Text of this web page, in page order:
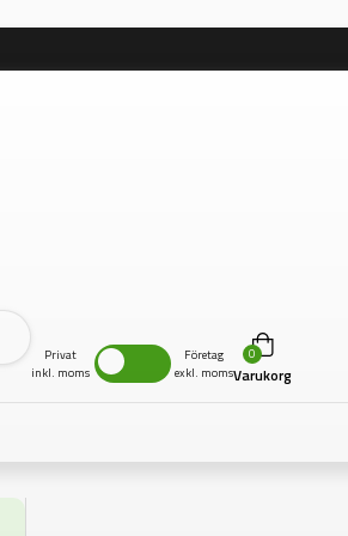
Privat
inkl. moms
Företag
exkl. moms
0
Varukorg